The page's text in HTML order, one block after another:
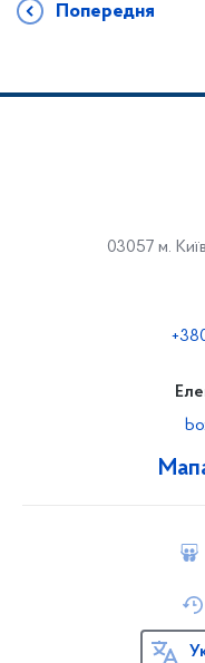
Попередня
03057 м.